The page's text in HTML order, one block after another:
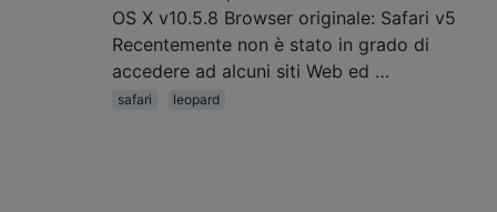
OS X v10.5.8 Browser originale: Safari v5
Recentemente non è stato in grado di
accedere ad alcuni siti Web ed …
safari leopard